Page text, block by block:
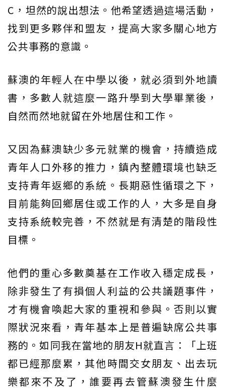
C，坦然的說出想法。他希望透過這場活動，
找到更多夥伴和盟友，提高大家多關心地方
公共事務的意識。
蘇澳的年輕人在中學以後，就必須到外地讀
書，多數人就這麼一路升學到大學畢業後，
自然而然地就留在外地居住和工作。
又因為蘇澳缺少多元就業的機會，持續造成
青年人口外移的推力，鎮內整體環境也缺乏
支持青年返鄉的系統。長期惡性循環之下，
目前能夠回鄉居住或工作的人，大多是自身
支持系統較完善，不然就是有清楚的階段性
目標。
他們的重心多數奠基在工作收入穩定成長，
除非發生了有損個人利益的公共議題事件，
才有機會喚起大家的重視和參與。否則以實
際狀況來看，青年基本上是普遍缺席公共事
務的。如同我在當地的朋友H就直言：「上班
都已經那麼累，其他時間交女朋友、出去玩
樂都來不及了，誰要再去管蘇澳發生什麼